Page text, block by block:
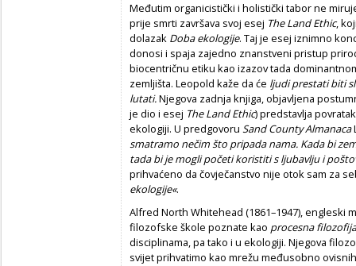
Međutim organicistički i holistički tabor ne
prije smrti završava svoj esej The Land Ethic,
dolazak Doba ekologije. Taj je esej iznimno
donosi i spaja zajedno znanstveni pristup
biocentričnu etiku kao izazov tada
zemljišta. Leopold kaže da će ljudi prestati biti
lutati.Njegova zadnja knjiga, objavljena
je dio i esej The Land Ethic) predstavlja
ekologiji. U predgovoru Sand County Almanaca
smatramo nečim što pripada nama. Kada bi
tada bi je mogli početi koristiti s ljubavlju i
prihvaćeno da čovječanstvo nije otok sam za
ekologije«.
Alfred North Whitehead (1861–1947), engleski
filozofske škole poznate kao procesna filozofija
disciplinama, pa tako i u ekologiji. Njegova
svijet prihvatimo kao mrežu međusobno